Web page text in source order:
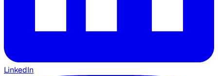
LinkedIn